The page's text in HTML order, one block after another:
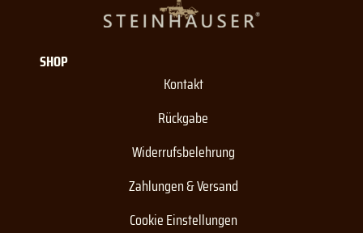
SHOP
Kontakt
Rückgabe
Widerrufsbelehrung
Zahlungen & Versand
Cookie Einstellungen